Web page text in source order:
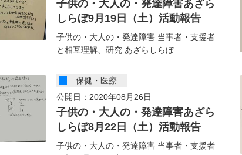
子供の・大人の・発達障害あざら
しらぼ9月19日（土）活動報告
子供の・大人の・発達障害 当事者・支援者
と相互理解、研究 あざらしらぼ
保健・医療
公開日：2020年08月26日
子供の・大人の・発達障害あざら
しらぼ8月22日（土）活動報告
子供の・大人の・発達障害 当事者・支援者